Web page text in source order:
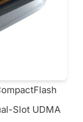
Slot UDMA